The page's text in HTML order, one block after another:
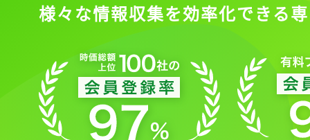
様々な情報収集を効率化できる